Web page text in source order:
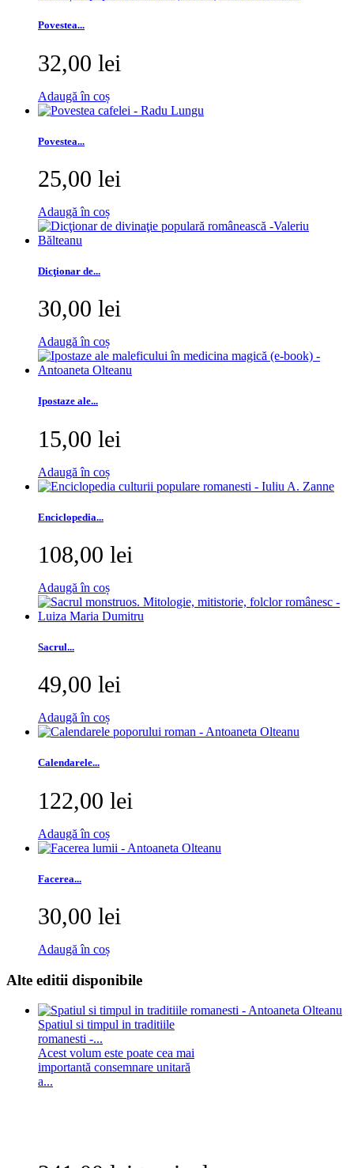
Povestea...
32,00 lei
Adaugă în coș
Povestea...
25,00 lei
Adaugă în coș
Dicţionar de...
30,00 lei
Adaugă în coș
Ipostaze ale...
15,00 lei
Adaugă în coș
Enciclopedia...
108,00 lei
Adaugă în coș
Sacrul...
49,00 lei
Adaugă în coș
Calendarele...
122,00 lei
Adaugă în coș
Facerea...
30,00 lei
Adaugă în coș
Alte editii disponibile
Spatiul si timpul in traditiile
romanesti -...
Acest volum este poate cea mai
importantă consemnare unitară
a...